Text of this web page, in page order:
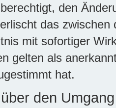
den
das
mit sofortiger
gelten als
hat.
den